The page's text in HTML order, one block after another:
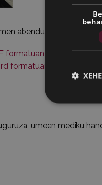
abenduko ekitaldien
formatuan (1.450 Kb)
formatuan
umeen mediku